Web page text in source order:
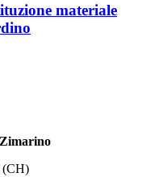
materiale
(CH)